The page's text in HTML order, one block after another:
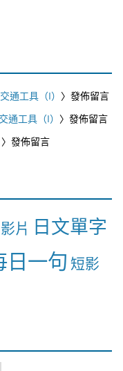
通工具（I） 〉發佈留言
通工具（I） 〉發佈留言
〉發佈留言
影片 日文單字
日一句 短影